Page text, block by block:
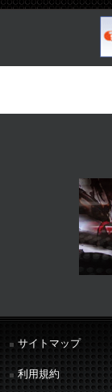
サイトマップ
利用規約